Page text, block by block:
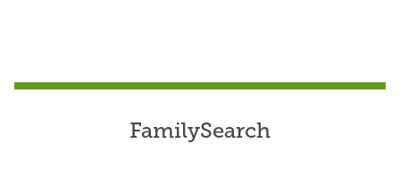
FamilySearch